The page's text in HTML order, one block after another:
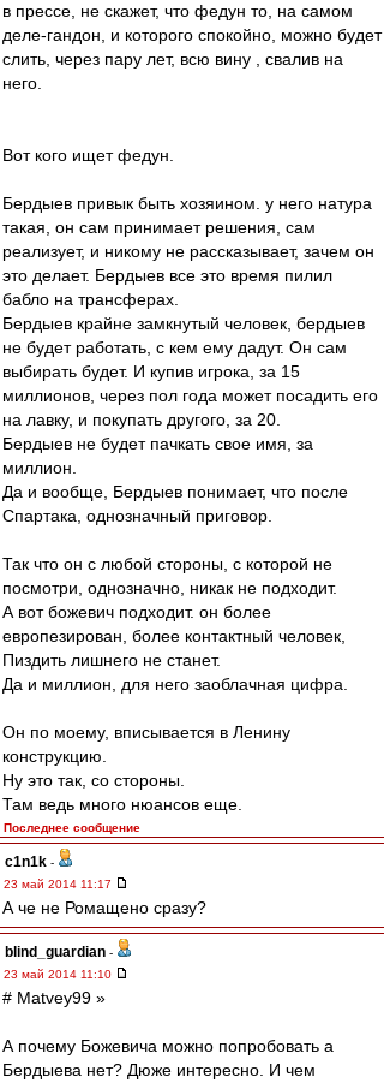
в прессе, не скажет, что федун то, на самом
деле-гандон, и которого спокойно, можно будет
слить, через пару лет, всю вину , свалив на
него.
Вот кого ищет федун.
Бердыев привык быть хозяином. у него натура
такая, он сам принимает решения, сам
реализует, и никому не рассказывает, зачем он
это делает. Бердыев все это время пилил
бабло на трансферах.
Бердыев крайне замкнутый человек, бердыев
не будет работать, с кем ему дадут. Он сам
выбирать будет. И купив игрока, за 15
миллионов, через пол года может посадить его
на лавку, и покупать другого, за 20.
Бердыев не будет пачкать свое имя, за
миллион.
Да и вообще, Бердыев понимает, что после
Спартака, однозначный приговор.
Так что он с любой стороны, с которой не
посмотри, однозначно, никак не подходит.
А вот божевич подходит. он более
европезирован, более контактный человек,
Пиздить лишнего не станет.
Да и миллион, для него заоблачная цифра.
Он по моему, вписывается в Ленину
конструкцию.
Ну это так, со стороны.
Там ведь много нюансов еще.
Последнее сообщение
c1n1k -
23 май 2014 11:17
А че не Ромащено сразу?
blind_guardian -
23 май 2014 11:10
# Matvey99 »
А почему Божевича можно попробовать а
Бердыева нет? Дюже интересно. И чем